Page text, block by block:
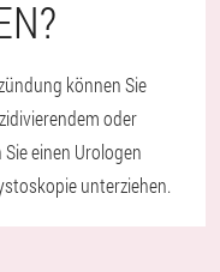
können Sie
oder
einen Urologen
unterziehen.